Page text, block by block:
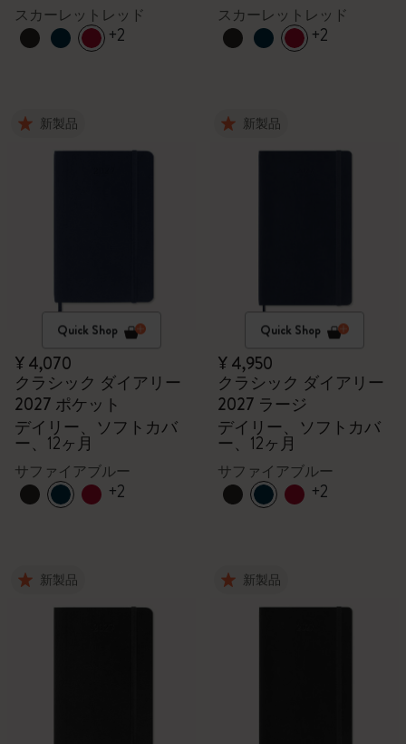
スカーレットレッド
+2
スカーレットレッド
+2
新製品
Quick Shop
¥ 4,070
クラシック ダイアリー
2027 ポケット
デイリー、ソフトカバ
ー、12ヶ月
サファイアブルー
+2
新製品
Quick Shop
¥ 4,950
クラシック ダイアリー
2027 ラージ
デイリー、ソフトカバ
ー、12ヶ月
サファイアブルー
+2
新製品 新製品